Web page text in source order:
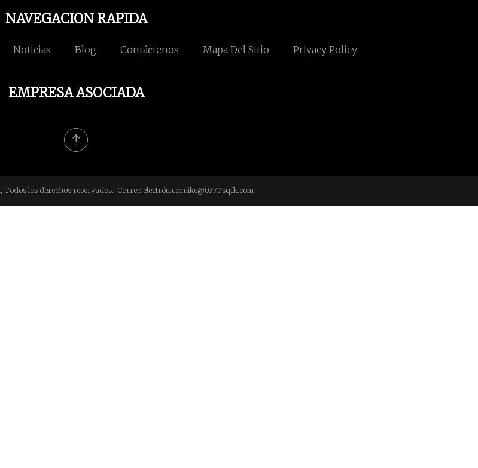
NAVEGACION RAPIDA
Noticias Blog Contáctenos Mapa Del Sitio Privacy Policy
EMPRESA ASOCIADA
los derechos reservados. Correo electrónico:mike@0370sqfk.com